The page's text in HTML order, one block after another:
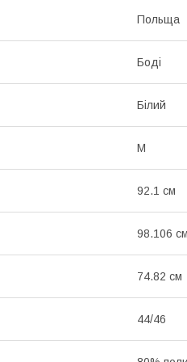
Польща
Боді
Білий
M
92.1 см
98.106 см
74.82 см
44/46